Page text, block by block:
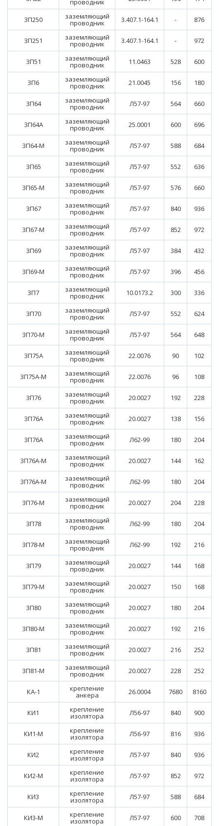
проводник
ЗП250 заземляющий
проводник 3.407.1-164.1 - 876
ЗП251 заземляющий
проводник 3.407.1-164.1 - 972
ЗП51 заземляющий
проводник 11.0463 528 600
ЗП6 заземляющий
проводник 21.0045 156 180
ЗП64 заземляющий
проводник Л57-97 564 660
ЗП64А заземляющий
проводник 25.0001 600 696
ЗП64-М заземляющий
проводник Л57-97 588 684
ЗП65 заземляющий
проводник Л57-97 552 636
ЗП65-М заземляющий
проводник Л57-97 576 660
ЗП67 заземляющий
проводник Л57-97 840 936
ЗП67-М заземляющий
проводник Л57-97 852 972
ЗП69 заземляющий
проводник Л57-97 384 432
ЗП69-М заземляющий
проводник Л57-97 396 456
ЗП7 заземляющий
проводник 10.0173.2 300 336
ЗП70 заземляющий
проводник Л57-97 552 624
ЗП70-М заземляющий
проводник Л57-97 564 648
ЗП75А заземляющий
проводник 22.0076 90 102
ЗП75А-М заземляющий
проводник 22.0076 96 108
ЗП76 заземляющий
проводник 20.0027 192 228
ЗП76А заземляющий
проводник 20.0027 138 156
ЗП76А заземляющий
проводник Л62-99 180 204
ЗП76А-М заземляющий
проводник 20.0027 144 162
ЗП76А-М заземляющий
проводник Л62-99 180 204
ЗП76-М заземляющий
проводник 20.0027 204 228
ЗП78 заземляющий
проводник Л62-99 180 204
ЗП78-М заземляющий
проводник Л62-99 192 216
ЗП79 заземляющий
проводник 20.0027 144 168
ЗП79-М заземляющий
проводник 20.0027 150 168
ЗП80 заземляющий
проводник 20.0027 180 204
ЗП80-М заземляющий
проводник 20.0027 192 216
ЗП81 заземляющий
проводник 20.0027 216 252
ЗП81-М заземляющий
проводник 20.0027 228 252
КА-1 крепление
анкера 26.0004 7680 8160
КИ1 крепление
изолятора Л56-97 840 900
КИ1-М крепление
изолятора Л56-97 816 936
КИ2 крепление
изолятора Л57-97 840 936
КИ2-М крепление
изолятора Л57-97 852 972
КИ3 крепление
изолятора Л57-97 588 684
КИ3-М крепление
изолятора Л57-97 600 708